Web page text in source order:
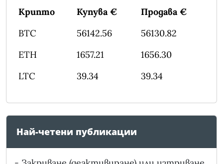
Крипто Купува €
Продава €
BTC
56142.56
56130.82
ETH
1657.21
1656.30
LTC
39.34 39.34
Най-четени публикации